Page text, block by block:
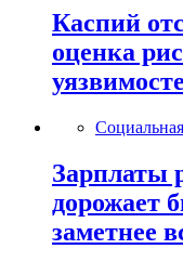
Каспий
оценка
Зарплаты
дорожает
заметнее